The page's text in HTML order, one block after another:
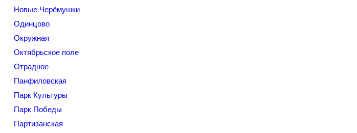
Новые Черёмушки
Одинцово
Окружная
Октябрьское поле
Отрадное
Панфиловская
Парк Культуры
Парк Победы
Партизанская